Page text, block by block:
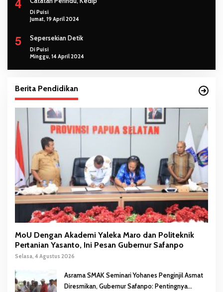
Di Puisi
Jumat, 19 April 2024
5 Sepersekian Detik
Di Puisi
Minggu, 14 April 2024
Berita Pendidikan
MoU Dengan Akademi Yaleka Maro dan Politeknik
Pertanian Yasanto, Ini Pesan Gubernur Safanpo
Selasa, 4 Agustus 2026
Asrama SMAK Seminari Yohanes Penginjil Asmat
Diresmikan, Gubernur Safanpo: Pentingnya